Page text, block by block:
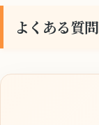
よくある質問